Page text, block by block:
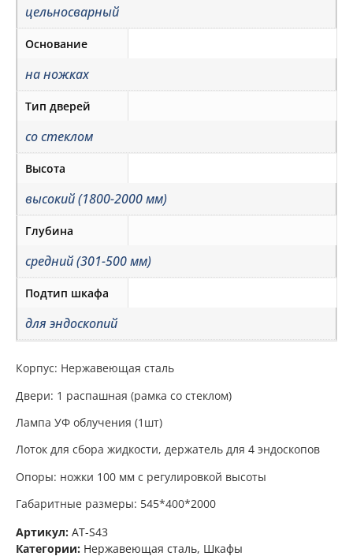
цельносварный
Основание
на ножках
Тип дверей
со стеклом
Высота
высокий (1800-2000 мм)
Глубина
средний (301-500 мм)
Подтип шкафа
для эндоскопий
Корпус: Нержавеющая сталь
Двери: 1 распашная (рамка со стеклом)
Лампа УФ облучения (1шт)
Лоток для сбора жидкости, держатель для 4 эндоскопов
Опоры: ножки 100 мм с регулировкой высоты
Габаритные размеры: 545*400*2000
Артикул: AT-S43
Категории: Нержавеющая сталь, Шкафы